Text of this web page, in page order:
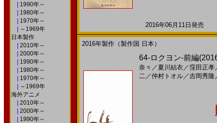
1990年～
1980年～
1970年～
～1969年
日本製作
2010年～
2000年～
1990年～
1980年～
1970年～
～1969年
海外アニメ
2010年～
2000年～
1990年～
2016年06月11日発売
2016年製作（製作国 日本）
64-ロクヨン-前編
奈々 ／ 夏川結衣 ／ 窪田正孝
二／仲村トオル／吉岡秀隆